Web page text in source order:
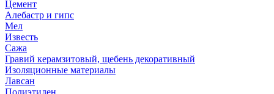
Цемент
Алебастр и гипс
Мел
Известь
Сажа
Гравий керамзитовый, щебень декоративный
Изоляционные материалы
Лавсан
Полиэтилен